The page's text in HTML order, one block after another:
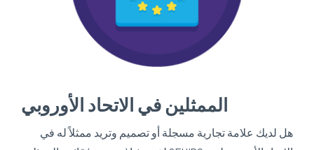
الممثلين في الاتحاد الأوروبي
هل لديك علامة تجارية مسجلة أو تصميم وتريد ممثلاً له في